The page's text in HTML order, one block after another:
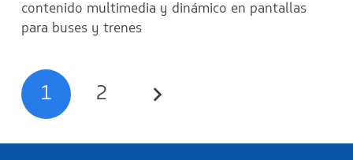
contenido multimedia y dinámico en pantallas
para buses y trenes
1 2